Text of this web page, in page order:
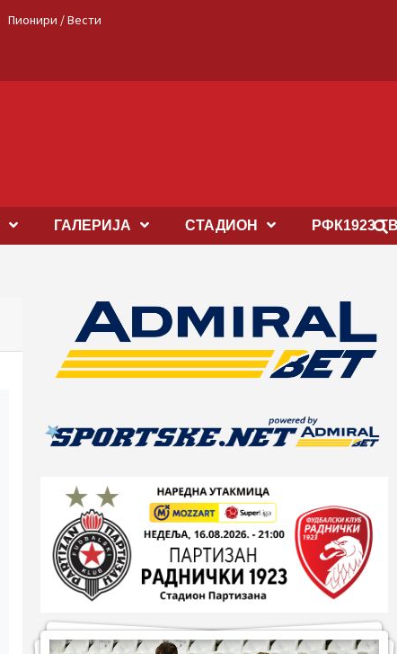
Пионири / Вести
ГАЛЕРИЈА СТАДИОН РФК1923